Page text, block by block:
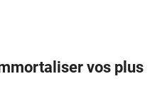
vos plus